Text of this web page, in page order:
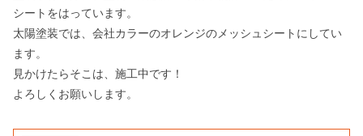
シートをはっています。
太陽塗装では、会社カラーのオレンジのメッシュシートにしてい
ます。
見かけたらそこは、施工中です！
よろしくお願いします。